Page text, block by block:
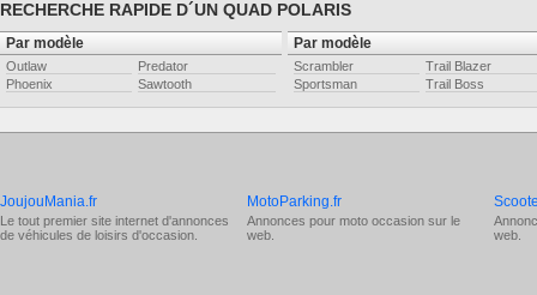
RECHERCHE RAPIDE D´UN QUAD POLARIS
Par modèle
Outlaw
Phoenix
Predator
Sawtooth
Par modèle
Scrambler
Sportsman
Trail Blazer
Trail Boss
JoujouMania.fr
Le tout premier site internet d'annonces
de véhicules de loisirs d'occasion.
MotoParking.fr
Annonces pour moto occasion sur le
web.
web.